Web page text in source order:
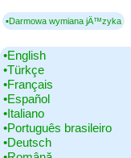
▪Darmowa wymiana jÄ™zyka
•‎English
•‎Türkçe
•‎Français
•‎Español
•‎Italiano
•‎Português brasileiro
•‎Deutsch